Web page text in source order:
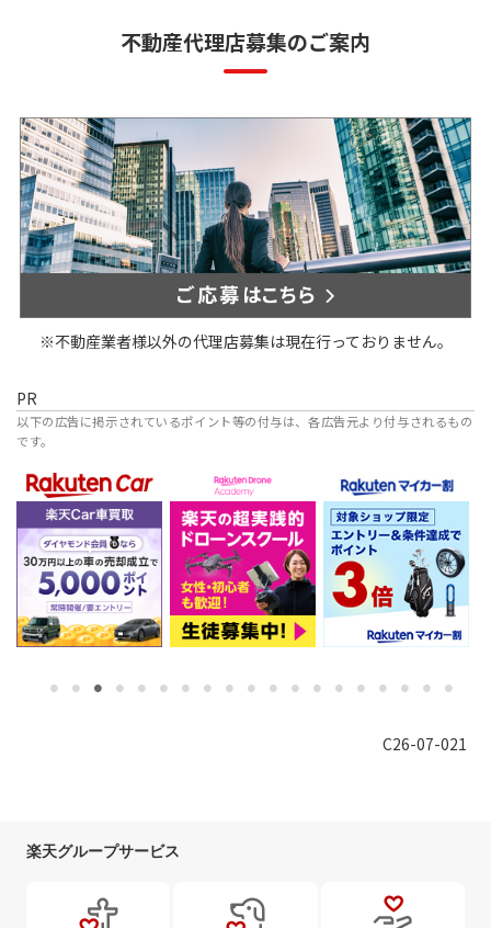
不動産代理店募集のご案内
※不動産業者様以外の代理店募集は現在行っておりません。
PR
以下の広告に掲示されているポイント等の付与は、各広告元より付与されるもの
です。
楽天不動産 楽天Car 楽天ドローンアカデミー
C26-07-021
楽天グループサービス